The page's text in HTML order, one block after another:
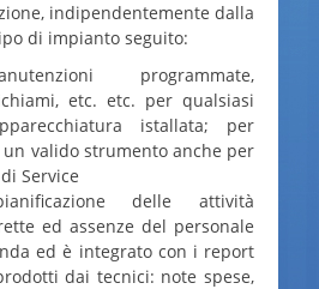
indipendentemente dalla
di impianto seguito:
programmate,
etc. etc. per qualsiasi
istallata; per
valido strumento anche per
Service
delle attività
ed assenze del personale
ed è integrato con i report
dai tecnici: note spese,